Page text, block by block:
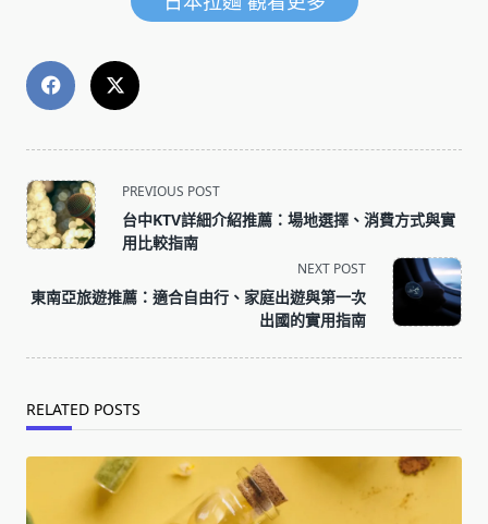
<span
class="nav-
subtitle
reader-
PREVIOUS POST
台中KTV詳細介紹推薦：場地選擇、消費方式與實
用比較指南
NEXT POST
東南亞旅遊推薦：適合自由行、家庭出遊與第一次
出國的實用指南
RELATED POSTS